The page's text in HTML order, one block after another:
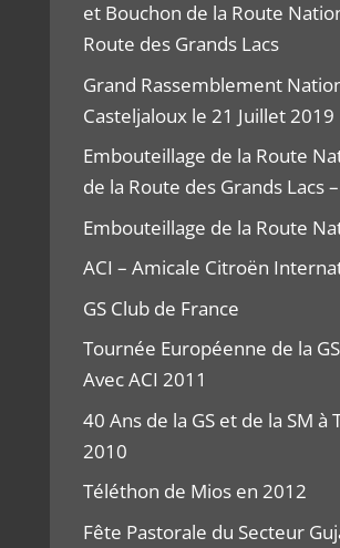
et Bouchon de la Route
Route des Grands Lacs
Grand Rassemblement
Casteljaloux le 21 Juillet 2019
Embouteillage de la Route
de la Route des Grands Lacs
Embouteillage de la Route
ACI – Amicale Citroën
GS Club de France
Tournée Européenne de la
Avec ACI 2011
40 Ans de la GS et de la SM à
2010
Téléthon de Mios en 2012
Fête Pastorale du Secteur